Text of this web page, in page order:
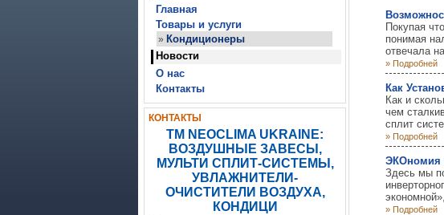
Главная
Товары и услуги
» Кондиционеры
Новости
О нас
Контакты
КОНТАКТЫ
TM NEOCLIMA UKRAINE:
ВОЗДУШНЫЕ ЗАВЕСЫ,
МУЛЬТИ СПЛИТ-СИСТЕМЫ,
УВЛАЖНИТЕЛИ-
ОЧИСТИТЕЛИ ВОЗДУХА,
КОНДИЦИ
Покупая
понимая
отвечала
» Подробней
Как
Как и
чем
сплит
» Подробней
ЭКОномия
Здесь мы
» Подробней